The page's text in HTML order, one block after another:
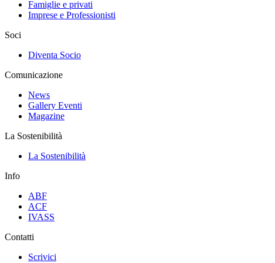
Famiglie e privati
Imprese e Professionisti
Soci
Diventa Socio
Comunicazione
News
Gallery Eventi
Magazine
La Sostenibilità
La Sostenibilità
Info
ABF
ACF
IVASS
Contatti
Scrivici